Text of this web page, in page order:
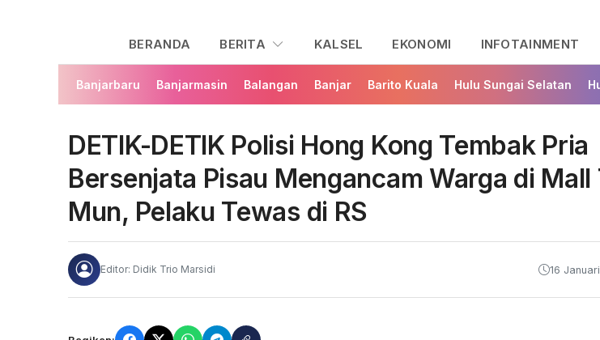
BERANDA BERITA KALSEL EKONOMI INFOTAINMENT
Banjarbaru Banjarmasin Balangan Banjar Barito Kuala Hulu Sungai Selatan
DETIK-DETIK Polisi Hong Kong Tembak Pria
Bersenjata Pisau Mengancam Warga di Mall
Mun, Pelaku Tewas di RS
Editor: Didik Trio Marsidi 16